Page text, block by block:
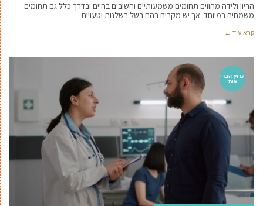
הריון ולידה מהווים תחומים משמעותיים וחשובים בחיים ובדרך כלל גם תחומים
משמחים במיוחד. אך יש מקרים בהם בשל רשלנות וטעויות
קרא עוד ←
ערוץ הברי
אות